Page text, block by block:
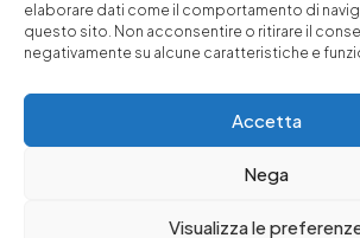
elaborare dati come il comportamento di
questo sito. Non acconsentire o ritirare il
negativamente su alcune caratteristiche e
Accetta
Nega
Visualizza le
Servizi di tutela legale
Notizie e
14571101006 - Tutti i diritti riservati